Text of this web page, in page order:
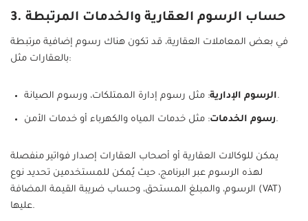
3. حساب الرسوم العقارية والخدمات المرتبطة
في بعض المعاملات العقارية، قد تكون هناك رسوم إضافية مرتبطة
بالعقارات مثل:
الرسوم الإدارية: مثل رسوم إدارة الممتلكات، ورسوم الصيانة.
رسوم الخدمات: مثل خدمات المياه والكهرباء أو خدمات الأمن.
يمكن للوكالات العقارية أو أصحاب العقارات إصدار فواتير منفصلة
لهذه الرسوم عبر البرنامج، حيث يُمكن للمستخدمين تحديد نوع
الرسوم، والمبلغ المستحق، وحساب ضريبة القيمة المضافة (VAT)
عليها.